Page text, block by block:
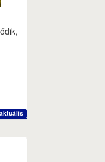
aktuális